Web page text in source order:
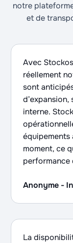
notre
et de
Avec
réellement
sont
interne.
moment, ce
performance
Anonyme -
La